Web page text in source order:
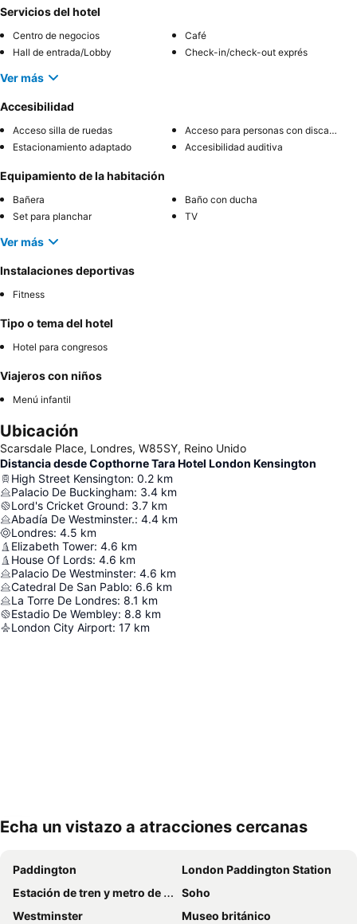
Servicios del hotel
Centro de negocios
Café
Hall de entrada/Lobby
Check-in/check-out exprés
Ver más
Accesibilidad
Acceso silla de ruedas
Acceso para personas con discapacidad
Estacionamiento adaptado
Accesibilidad auditiva
Equipamiento de la habitación
Bañera
Baño con ducha
Set para planchar
TV
Ver más
Instalaciones deportivas
Fitness
Tipo o tema del hotel
Hotel para congresos
Viajeros con niños
Menú infantil
Ubicación
Scarsdale Place, Londres, W85SY, Reino Unido
Distancia desde Copthorne Tara Hotel London Kensington
High Street Kensington: 0.2 km
Palacio De Buckingham: 3.4 km
Lord's Cricket Ground: 3.7 km
Abadía De Westminster.: 4.4 km
Londres: 4.5 km
Elizabeth Tower: 4.6 km
House Of Lords: 4.6 km
Palacio De Westminster: 4.6 km
Catedral De San Pablo: 6.6 km
La Torre De Londres: 8.1 km
Estadio De Wembley: 8.8 km
London City Airport: 17 km
Echa un vistazo a atracciones cercanas
Paddington
London Paddington Station
Estación de tren y metro de Victoria
Soho
Westminster
Museo británico